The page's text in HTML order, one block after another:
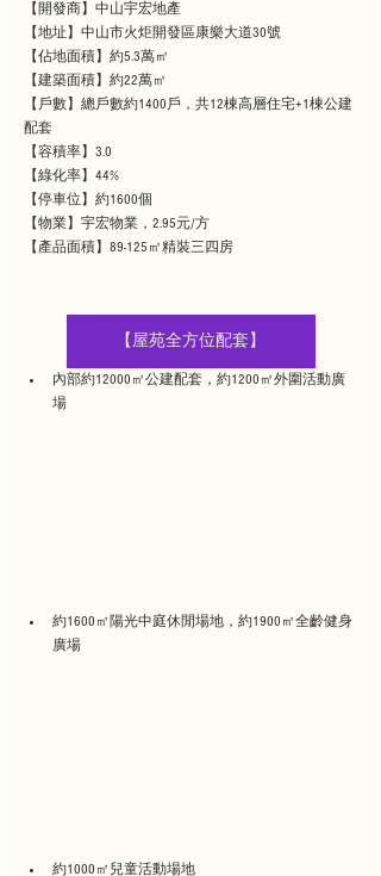
【開發商】中山宇宏地產
【地址】中山市火炬開發區康樂大道30號
【佔地面積】約5.3萬㎡
【建築面積】約22萬㎡ ‍‍
【戶數】總戶數約1400戶，共12棟高層住宅+1棟公建
配套
【容積率】3.0
【綠化率】44%
【停車位】約1600個
【物業】宇宏物業，2.95元/方
【產品面積】89-125㎡精裝三四房
【屋苑全方位配套】
內部約12000㎡公建配套，約1200㎡外圍活動廣
場
約1600㎡陽光中庭休閒場地，約1900㎡全齡健身
廣場
約1000㎡兒童活動場地